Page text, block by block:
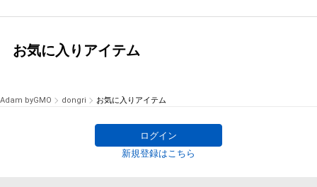
お気に入りアイテム
Adam byGMO dongri お気に入りアイテム
ログイン
新規登録はこちら